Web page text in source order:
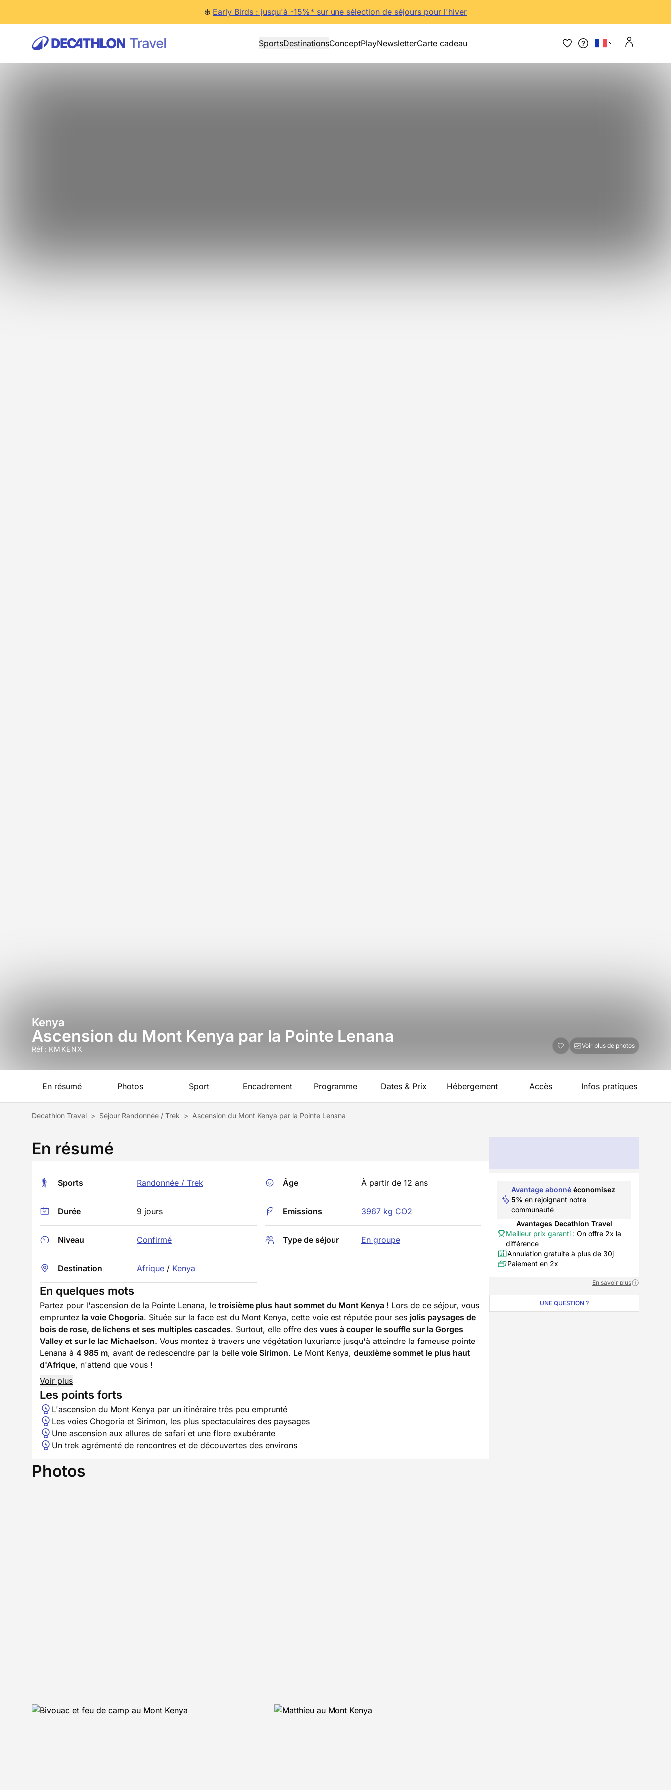
❄️ Early Birds : jusqu'à -15%* sur une sélection de séjours pour l'hiver
SportsDestinationsConceptPlayNewsletterCarte cadeau
Kenya
Ascension du Mont Kenya par la Pointe Lenana
Réf : KMKENX Voir plus de photos
En résumé Photos Sport Encadrement Programme Dates & Prix Hébergement Accès Infos pratiques
Decathlon Travel > Séjour Randonnée / Trek > Ascension du Mont Kenya par la Pointe Lenana
En résumé
Sports Randonnée / Trek
Durée 9 jours
Niveau Confirmé
Destination Afrique / Kenya
Âge À partir de 12 ans
Emissions 3967 kg CO2
Type de séjour En groupe
En quelques mots
Partez pour l'ascension de la Pointe Lenana, le troisième plus haut sommet du Mont Kenya ! Lors de ce séjour, vous
empruntez la voie Chogoria. Située sur la face est du Mont Kenya, cette voie est réputée pour ses jolis paysages de
bois de rose, de lichens et ses multiples cascades. Surtout, elle offre des vues à couper le souffle sur la Gorges
Valley et sur le lac Michaelson. Vous montez à travers une végétation luxuriante jusqu'à atteindre la fameuse pointe
Lenana à 4 985 m, avant de redescendre par la belle voie Sirimon. Le Mont Kenya, deuxième sommet le plus haut
d'Afrique, n'attend que vous !
Voir plus
Les points forts
L'ascension du Mont Kenya par un itinéraire très peu emprunté
Les voies Chogoria et Sirimon, les plus spectaculaires des paysages
Une ascension aux allures de safari et une flore exubérante
Un trek agrémenté de rencontres et de découvertes des environs
Photos
Avantage abonné économisez
5% en rejoignant notre
communauté
Avantages Decathlon Travel
Meilleur prix garanti : On offre 2x la
différence
Annulation gratuite à plus de 30j
Paiement en 2x
En savoir plus
UNE QUESTION ?